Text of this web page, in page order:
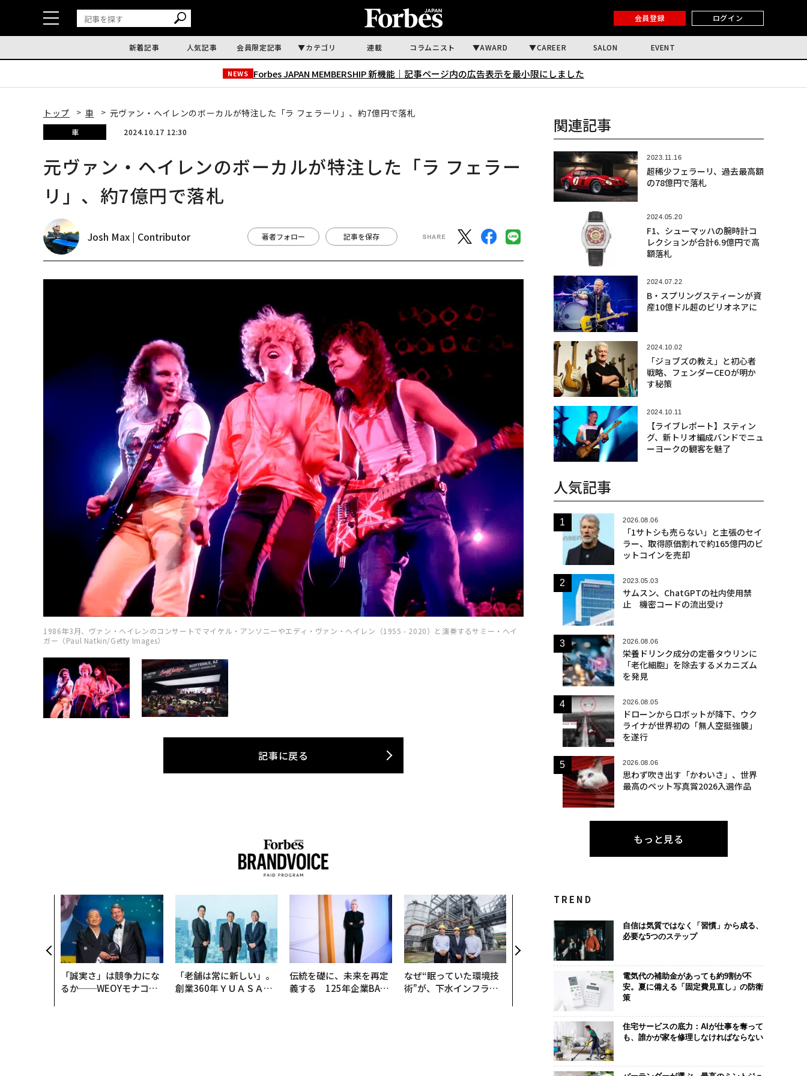
会員登録 ログイン
新着記事 人気記事 会員限定記事 カテゴリ 連載 コラムニスト AWARD CAREER SALON EVENT
NEWS Forbes JAPAN MEMBERSHIP 新機能｜ 記事ページ内の広告表示を最小限にしました
トップ 車 元ヴァン・ヘイレンのボーカルが特注した「ラ フェラーリ」、約7億円で落札
車 2024.10.17 12:30
元ヴァン・ヘイレンのボーカルが特注した「ラ フェラー
リ」、約7億円で落札
Josh Max | Contributor 著者フォロー 記事を保存
1986年3月、ヴァン・ヘイレンのコンサートでマイケル・アンソニーやエディ・ヴァン・ヘイレン（1955 - 2020）と演奏するサミー・ヘイ
ガー（Paul Natkin/Getty Images）
記事に戻る
「誠実さ」は競争力にな
るか──WEOYモナコで
「老舗は常に新しい」。
創業360年ＹＵＡＳＡと
伝統を礎に、未来を再定
義する 125年企業BAT
なぜ“眠っていた環境技
術”が、下水インフラを
革新は下山で生まれる─
─レクサスが新型TZとE
Sに込めた「DISCOVE
R」の哲学
ンツ技師長の"北極星"。
災害への無力感を乗り越
え見つけた、防災一筋20
代の金融パラ
ト、「超個別
関連記事
2023.11.16
超稀少フェラーリ、過去最高額
の78億円で落札
2024.05.20
F1、シューマッハの腕時計コ
レクションが合計6.9億円で高
額落札
2024.07.22
B・スプリングスティーンが資
産10億ドル超のビリオネアに
2024.10.02
「ジョブズの教え」と初心者
戦略、フェンダーCEOが明か
す秘策
2024.10.11
【ライブレポート】スティン
グ、新トリオ編成バンドでニュ
ーヨークの観客を魅了
人気記事
2026.08.06
「1サトシも売らない」と主張のセイ
ラー、取得原価割れで約165億円のビ
ットコインを売却
2023.05.03
サムスン、ChatGPTの社内使用禁
止 機密コードの流出受け
2026.08.06
栄養ドリンク成分の定番タウリンに
「老化細胞」を除去するメカニズム
を発見
2026.08.05
ドローンからロボットが降下、ウク
ライナが世界初の「無人空挺強襲」
を遂行
2026.08.06
思わず吹き出す「かわいさ」、世界
最高のペット写真賞2026入選作品
もっと見る
TREND
自信は気質ではなく「習慣」から成る、
必要な5つのステップ
電気代の補助金があっても約9割が不
安。夏に備える「固定費見直し」の防衛
策
住宅サービスの底力：AIが仕事を奪って
も、誰かが家を修理しなければならない